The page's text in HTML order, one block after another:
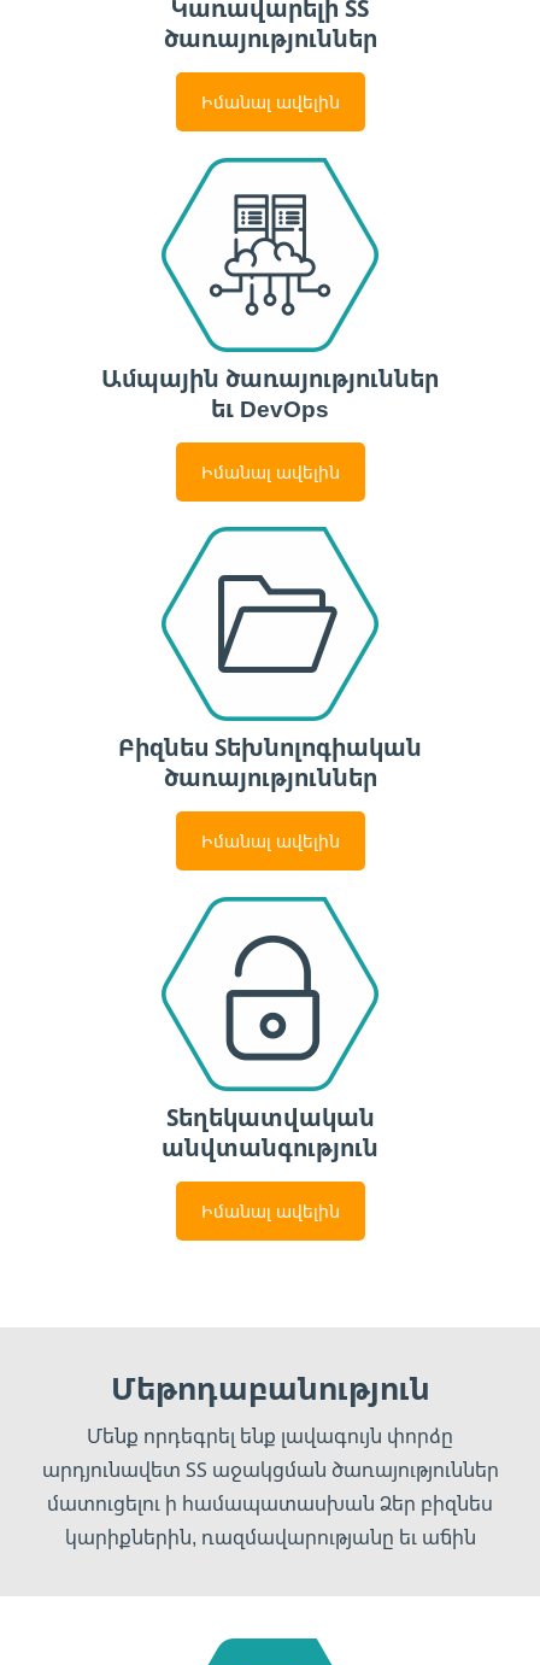
Կառավարելի ՏՏ
ծառայություններ
Իմանալ ավելին
Ամպային ծառայություններ
եւ DevOps
Իմանալ ավելին
Բիզնես Տեխնոլոգիական
ծառայություններ
Իմանալ ավելին
Տեղեկատվական
անվտանգություն
Իմանալ ավելին
Մեթոդաբանություն
Մենք որդեգրել ենք լավագույն փորձը
արդյունավետ ՏՏ աջակցման ծառայություններ
մատուցելու ի համապատասխան Ձեր բիզնես
կարիքներին, ռազմավարությանը եւ աճին